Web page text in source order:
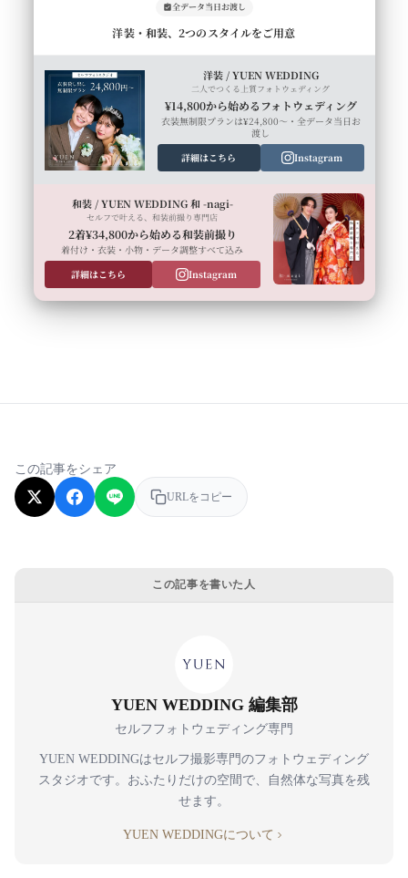
全データ当日お渡し
洋装・和装、2つのスタイルをご用意
洋装 / YUEN WEDDING
二人でつくる上質フォトウェディング
¥14,800から始めるフォトウェディング
衣装無制限プランは¥24,800〜・全データ当日お
渡し
詳細はこちら
Instagram
和装 / YUEN WEDDING 和 -nagi-
セルフで叶える、和装前撮り専門店
2着¥34,800から始める和装前撮り
着付け・衣装・小物・データ調整すべて込み
詳細はこちら
Instagram
この記事をシェア
URLをコピー
この記事を書いた人
YUEN WEDDING 編集部
セルフフォトウェディング専門
YUEN WEDDINGはセルフ撮影専門のフォトウェディング
スタジオです。おふたりだけの空間で、自然体な写真を残
せます。
YUEN WEDDINGについて